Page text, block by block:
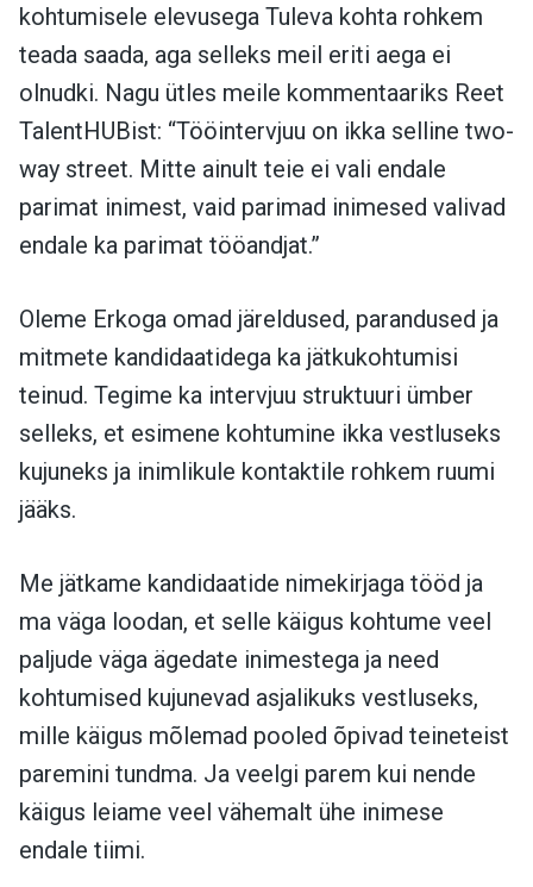
kohtumisele elevusega Tuleva kohta rohkem
teada saada, aga selleks meil eriti aega ei
olnudki. Nagu ütles meile kommentaariks Reet
TalentHUBist: “Tööintervjuu on ikka selline two-
way street. Mitte ainult teie ei vali endale
parimat inimest, vaid parimad inimesed valivad
endale ka parimat tööandjat.”
Oleme Erkoga omad järeldused, parandused ja
mitmete kandidaatidega ka jätkukohtumisi
teinud. Tegime ka intervjuu struktuuri ümber
selleks, et esimene kohtumine ikka vestluseks
kujuneks ja inimlikule kontaktile rohkem ruumi
jääks.
Me jätkame kandidaatide nimekirjaga tööd ja
ma väga loodan, et selle käigus kohtume veel
paljude väga ägedate inimestega ja need
kohtumised kujunevad asjalikuks vestluseks,
mille käigus mõlemad pooled õpivad teineteist
paremini tundma. Ja veelgi parem kui nende
käigus leiame veel vähemalt ühe inimese
endale tiimi.